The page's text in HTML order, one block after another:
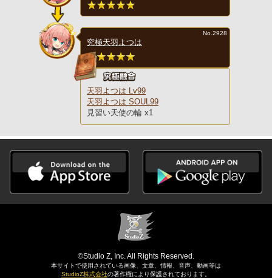
究極天羽よつは
No.2928
天羽よつは Lv99
天羽よつは SOUL99
見習い天使の輪 x1
©Studio Z, Inc. All Rights Reserved.
本サイトで使用されている画像、文章、情報、音声、動画等は
StudioZ株式会社の著作権により保護されております。